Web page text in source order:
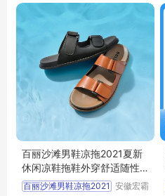
百丽沙滩男鞋凉拖2021夏新
休闲凉鞋拖鞋外穿舒适随性
度假91901BL1
百丽沙滩男鞋凉拖2021 安徽宏霸